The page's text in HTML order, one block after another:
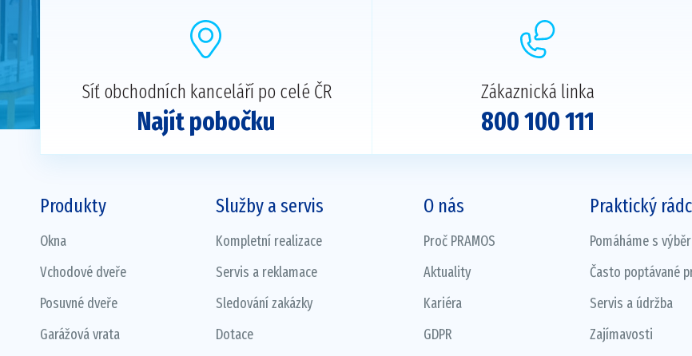
Síť obchodních kanceláří po celé ČR
Najít pobočku
Zákaznická linka
800 100 111
Produkty
Okna
Vchodové dveře
Posuvné dveře
Garážová vrata
Služby a servis
Kompletní realizace
Servis a reklamace
Sledování zakázky
Dotace
O nás
Proč PRAMOS
Aktuality
Kariéra
GDPR
Praktický
Pomáháme s
Často poptávané
Servis a údržba
Zajímavosti